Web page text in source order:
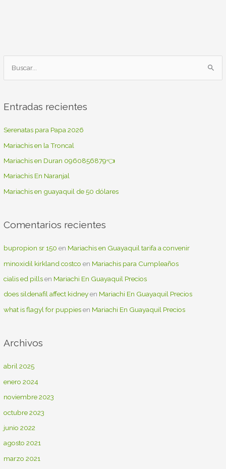
c
o
r
:
Entradas recientes
Serenatas para Papa 2026
Mariachis en la Troncal
Mariachis en Duran 0960856879👈
Mariachis En Naranjal
Mariachis en guayaquil de 50 dólares
Comentarios recientes
bupropion sr 150 en Mariachis en Guayaquil tarifa a convenir
minoxidil kirkland costco en Mariachis para Cumpleaños
cialis ed pillsen Mariachi En Guayaquil Precios
does sildenafil affect kidneyen Mariachi En Guayaquil Precios
what is flagyl for puppiesen Mariachi En Guayaquil Precios
Archivos
abril 2025
enero 2024
noviembre 2023
octubre 2023
junio 2022
agosto 2021
marzo 2021